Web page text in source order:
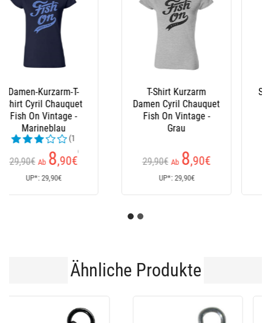
Stiefel Le Chameau
Kundenrezensionen)
170€ Ab 152
UP*: 170€
Latzhose Xm Ocean
235
UP*: 235€
Ähnliche Produkte